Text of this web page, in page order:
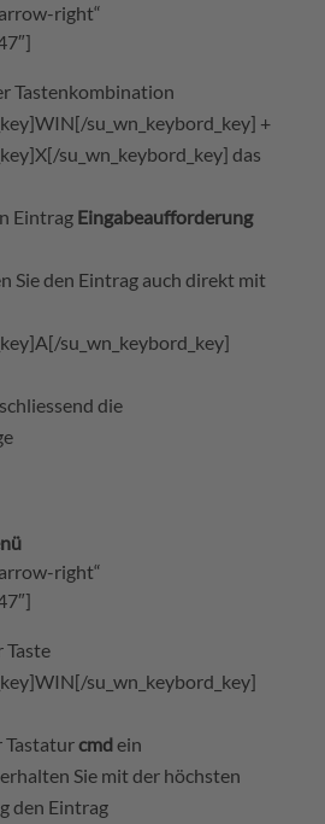
right“
Tastenkombination
su_wn_keybord_key] +
su_wn_keybord_key] das
Eintrag Eingabeaufforderung
Sie den Eintrag auch direkt mit
su_wn_keybord_key]
die
right“
Taste
su_wn_keybord_key]
Tastaturcmdein
Sie mit der höchsten
den Eintrag